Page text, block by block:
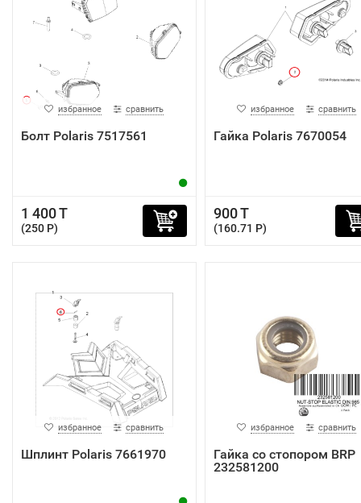
избранное сравнить
Болт Polaris 7517561
1 400 T
(250 P)
избранное сравнить
Гайка Polaris 7670054
900 T
(160.71 P)
избранное сравнить
Шплинт Polaris 7661970
избранное сравнить
Гайка со стопором BRP
232581200